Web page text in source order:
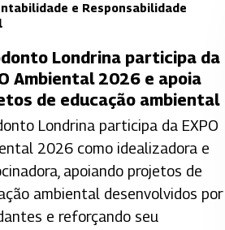
e Responsabilidade
Londrina participa da
Ambiental 2026 e apoia
de educação ambiental
Londrina participa da EXPO
2026 como idealizadora e
apoiando projetos de
ambiental desenvolvidos por
e reforçando seu